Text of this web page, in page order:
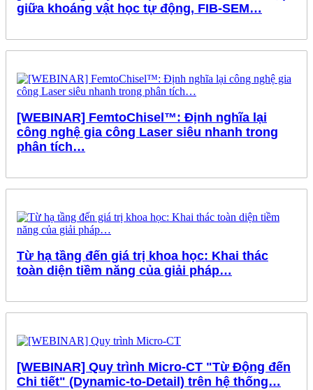
giữa khoáng vật học tự động, FIB-SEM…
[WEBINAR] FemtoChisel™: Định nghĩa lại
công nghệ gia công Laser siêu nhanh trong
phân tích…
Từ hạ tầng đến giá trị khoa học: Khai thác
toàn diện tiềm năng của giải pháp…
[WEBINAR] Quy trình Micro-CT "Từ Động đến
Chi tiết" (Dynamic-to-Detail) trên hệ thống…